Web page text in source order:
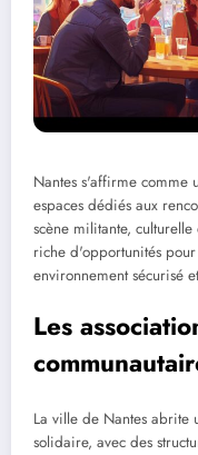
Nantes s'affirme
espaces dédiés aux
scène militante,
riche d'opportunités
environnement sécurisé
Les
La ville de Nantes abrite
solidaire, avec des